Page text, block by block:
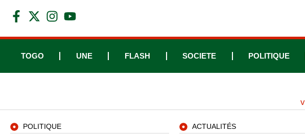
TOGO UNE FLASH SOCIETE POLITIQUE
POLITIQUE
ACTUALITÉS